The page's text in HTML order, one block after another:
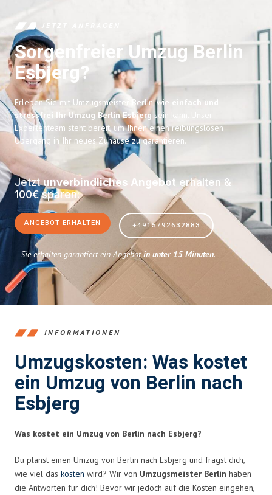
JETZT ANFRAGEN
Sorgenfreier Umzug Berlin
Esbjerg?
Erleben Sie mit Umzugsmeister Berlin, wie einfach und
stressfrei Ihr Umzug Berlin Esbjerg sein kann. Unser
Expertenteam steht bereit, um Ihnen einen reibungslosen
Übergang in Ihr neues Zuhause zu garantieren.
Jetztunverbindliches Angebot erhalten &
100€ sparen:
ANGEBOT ERHALTEN +4915792632883
Sie erhalten garantiert ein Angebotin unter 15 Minuten.
INFORMATIONEN
Umzugskosten: Was kostet
ein Umzug von Berlin nach
Esbjerg
Was kostet ein Umzug von Berlin nach Esbjerg?
Du planst einen Umzug von Berlin nach Esbjerg und fragst dich,
wie viel das kosten wird? Wir von Umzugsmeister Berlin haben
die Antworten für dich! Bevor wir jedoch auf die Kosten eingehen,